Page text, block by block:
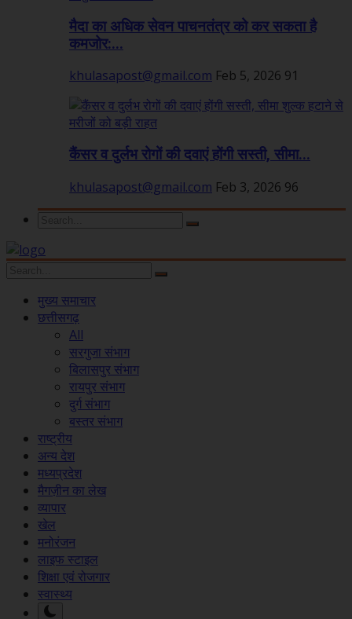
मैदा का अधिक सेवन पाचनतंत्र को कर सकता है
कमजोर:...
khulasapost@gmail.com Feb 5, 2026 91
कैंसर व दुर्लभ रोगों की दवाएं होंगी सस्ती, सीमा...
khulasapost@gmail.com Feb 3, 2026 96
मुख्य समाचार
छत्तीसगढ़
All
सरगुजा संभाग
बिलासपुर संभाग
रायपुर संभाग
दुर्ग संभाग
बस्तर संभाग
राष्ट्रीय
अन्य देश
मध्यप्रदेश
मैगज़ीन का लेख
व्यापार
खेल
मनोरंजन
लाइफ स्टाइल
शिक्षा एवं रोजगार
स्वास्थ्य